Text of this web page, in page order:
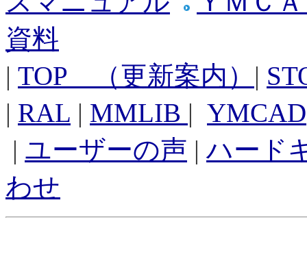
資料
| TOP （更新案内） |
| RAL | MMLIB | YMCAD
| ユーザーの声 |ハード
わせ